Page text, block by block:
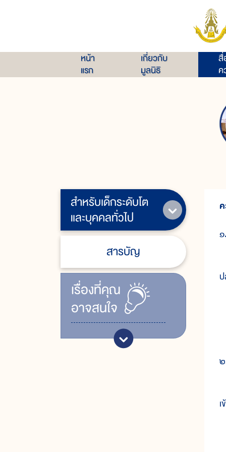
หน้า
แรก
เกี่ยวกับ
มูลนิธิ
สื่
ค
สำหรับเด็กระดับโต
และบุคคลทั่วไป
สารบัญ
เรื่ิองที่คุณ
อาจสนใจ